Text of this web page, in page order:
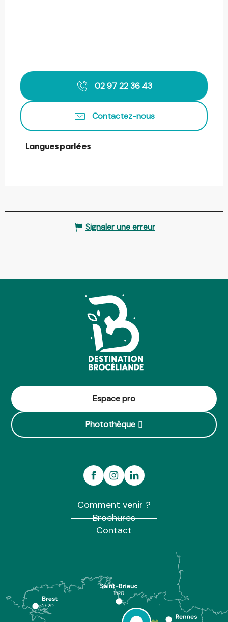
02 97 22 36 43
Contactez-nous
Langues parlées
Langues parlées
Signaler une erreur
Espace pro
Photothèque
Comment venir ?
Brochures
Contact